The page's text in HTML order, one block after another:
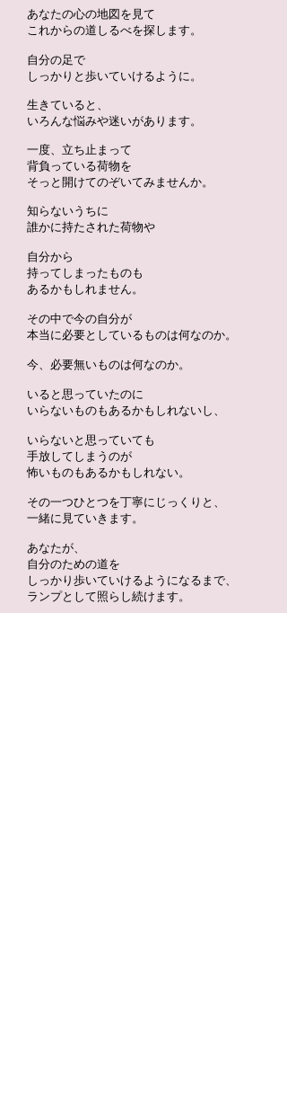
あなたの心の地図を見て
これからの道しるべを探します。
自分の足で
しっかりと歩いていけるように。
生きていると、
いろんな悩みや迷いがあります。
​一度、立ち止まって
背負っている荷物を
そっと開けてのぞいてみませんか。
知らないうちに
誰かに持たされた荷物や
自分から
持ってしまったものも
あるかもしれません。
その中で今の自分が
本当に必要としているものは何なのか。
今、必要無いものは何なのか。
いると思っていたのに
いらないものもあるかもしれないし、
いらないと思っていても
手放してしまうのが
怖いものもあるかもしれない。
その一つひとつを丁寧にじっくりと、
一緒に見ていきます。
あなたが、
自分のための道を
しっかり歩いていけるようになるまで、
ランプとして照らし続けます。